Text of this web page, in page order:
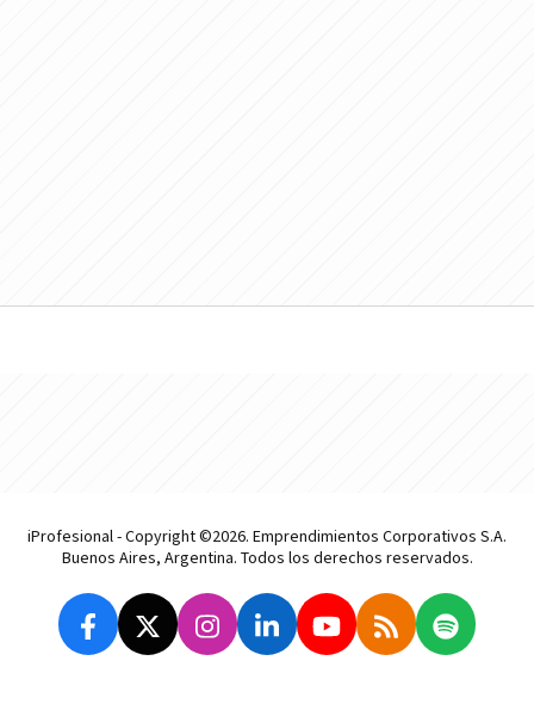
iProfesional - Copyright ©2026. Emprendimientos Corporativos S.A.
Buenos Aires, Argentina. Todos los derechos reservados.